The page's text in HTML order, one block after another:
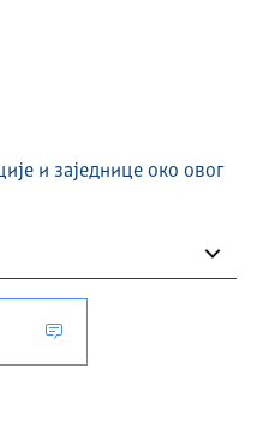
и заједнице око овог